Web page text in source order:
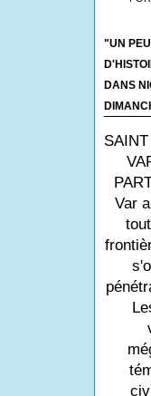
"UN PEU
DANS
Var